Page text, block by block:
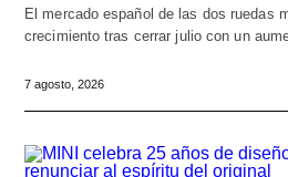
El mercado español de las dos ruedas
crecimiento tras cerrar julio con un
7 agosto, 2026